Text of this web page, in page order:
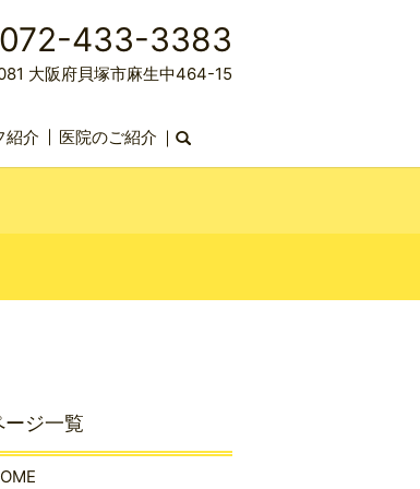
紹介 医院のご紹介 search
433-3383
大阪府貝塚市麻生中464-15